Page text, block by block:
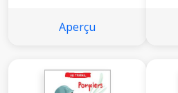
Aperçu